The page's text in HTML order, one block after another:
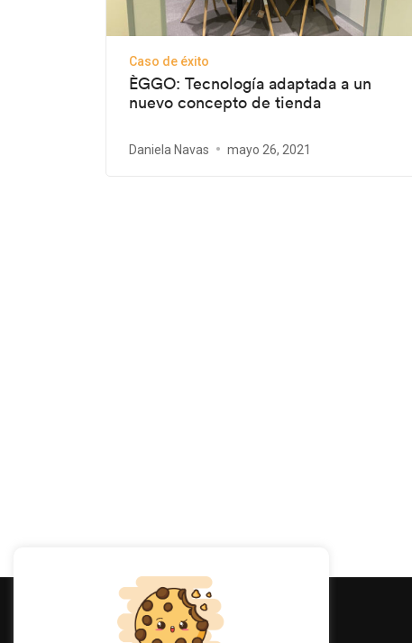
Caso de éxito
ÈGGO: Tecnología adaptada a un
nuevo concepto de tienda
Daniela Navas mayo 26, 2021